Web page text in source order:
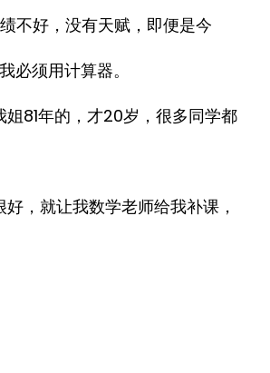
不好，没有天赋，即便是今
必须用计算器。
81年的，才20岁，很多同学都
，就让我数学老师给我补课，